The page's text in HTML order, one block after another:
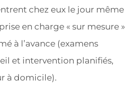
chez eux le jour même
en charge « sur mesure »
à l’avance (examens
et intervention planifiés,
à domicile).